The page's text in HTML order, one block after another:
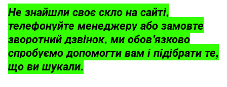
Не знайшли своє скло на сайті,
телефонуйте менеджеру або замовте
зворотний дзвінок, ми обов'язково
спробуємо допомогти вам і підібрати те,
що ви шукали.